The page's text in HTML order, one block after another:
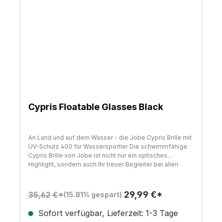
Cypris Floatable Glasses Black
An Land und auf dem Wasser - die Jobe Cypris Brille mit
UV-Schutz 400 für Wassersportler Die schwimmfähige
Cypris Brille von Jobe ist nicht nur ein optisches
Highlight, sondern auch Ihr treuer Begleiter bei allen
Erlebnis zu bieten. Ob beim Jetski fahren, Segeln oder
einfach nur beim Entspannen am Strand, diese Brille
garantiert nicht nur Schutz, sondern auch Stil.
Vielseitigkeit und Komfort in Einem: Entwickelt für den
35,62 €*(15.81% gespart) 29,99 €*
Sofort verfügbar, Lieferzeit: 1-3 Tage